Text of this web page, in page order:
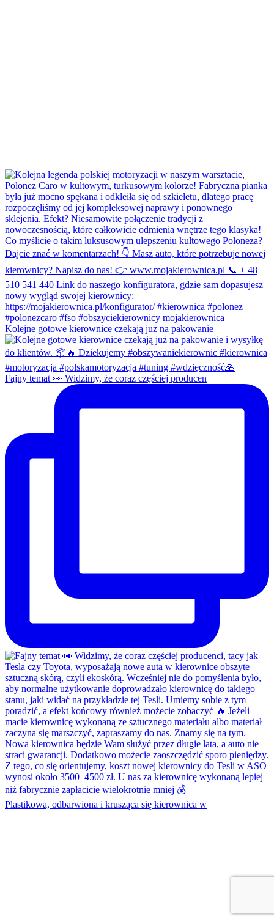
Kolejne gotowe kierownice czekają już na pakowanie
Fajny temat 👀 Widzimy, że coraz częściej producen
Plastikowa, odbarwiona i krusząca się kierownica w